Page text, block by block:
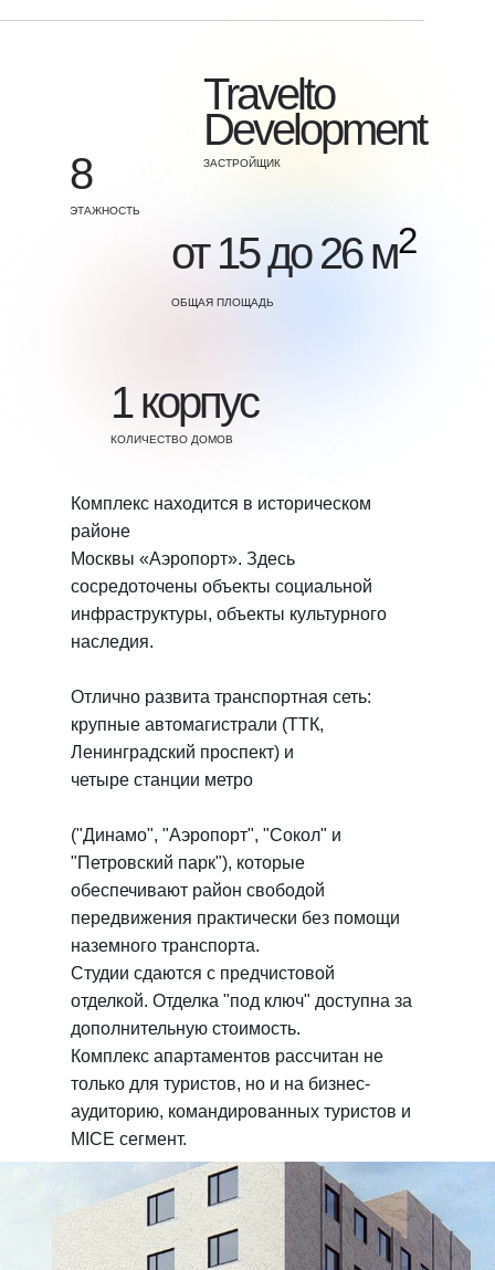
Комплекс находится в историческом
районе
Москвы «Аэропорт». Здесь
сосредоточены объекты социальной
инфраструктуры, объекты культурного
наследия.
Отлично развита транспортная сеть:
крупные автомагистрали (ТТК,
Ленинградский проспект) и
четыре станции метро
("Динамо", "Аэропорт", "Сокол" и
"Петровский парк"), которые
обеспечивают район свободой
передвижения практически без помощи
наземного транспорта.
Студии сдаются с предчистовой
отделкой. Отделка "под ключ" доступна за
дополнительную стоимость.
Комплекс апартаментов рассчитан не
только для туристов, но и на бизнес-
аудиторию, командированных туристов и
MICE сегмент.
Travelto
Development
ЗАСТРОЙЩИК
8
ЭТАЖНОСТЬ
1 корпус
КОЛИЧЕСТВО ДОМОВ
от 15 до 26 м2
ОБЩАЯ ПЛОЩАДЬ